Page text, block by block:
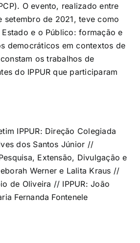
O evento, realizado entre
setembro de 2021, teve como
Estado e o Público: formação e
democráticos em contextos de
os trabalhos de
do IPPUR que participaram
IPPUR: Direção Colegiada
dos Santos Júnior //
Extensão, Divulgação e
Werner e Lalita Kraus //
de Oliveira // IPPUR: João
Fernanda Fontenele